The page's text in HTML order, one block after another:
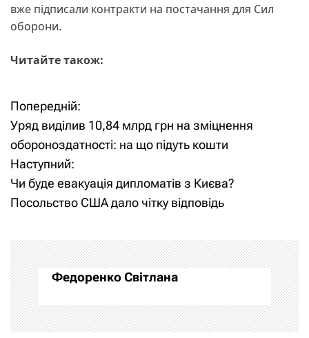
вже підписали контракти на постачання для Сил
оборони.
Читайте також:
Н
а
в
і
а
ц
і
Попередній:
Уряд виділив 10,84 млрд грн на зміцнення
обороноздатності: на що підуть кошти
Наступний:
Чи буде евакуація дипломатів з Києва?
Посольство США дало чітку відповідь
Федоренко Світлана